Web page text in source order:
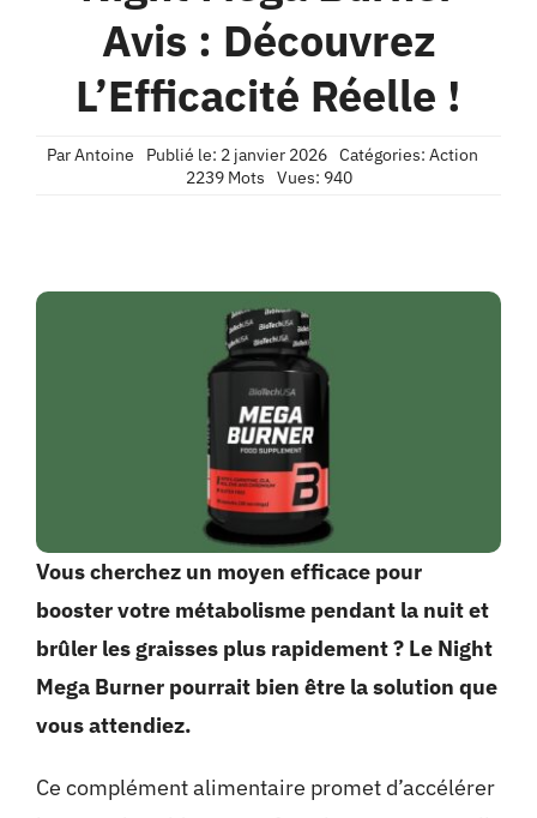
Confidentialité
Avis : Découvrez
L’Efficacité Réelle !
ParAntoine Publié le: 2 janvier 2026 Catégories: Action
2239 Mots
Vues: 940
Vous cherchez un moyen efficace pour
booster votre métabolisme pendant la nuit et
brûler les graisses plus rapidement ? Le Night
Mega Burner pourrait bien être la solution que
vous attendiez.
Ce complément alimentaire promet d’accélérer